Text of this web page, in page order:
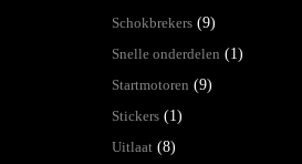
Schokbrekers (9)
Snelle onderdelen (1)
Startmotoren (9)
Stickers (1)
Uitlaat (8)